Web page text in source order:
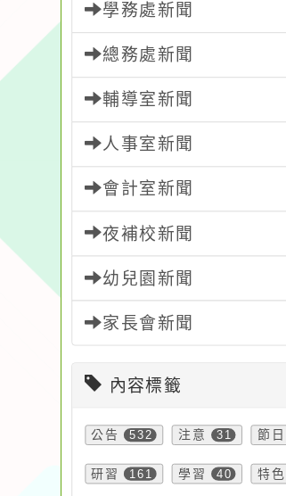
學務處新聞
總務處新聞
輔導室新聞
人事室新聞
會計室新聞
夜補校新聞
幼兒園新聞
家長會新聞
內容標籤
公告 532 注意 31 節日
研習 161 學習 40 特色